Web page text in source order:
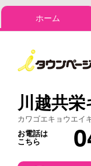
ホーム
川越共栄
カワゴエキョウエイ
お電話は
こちら